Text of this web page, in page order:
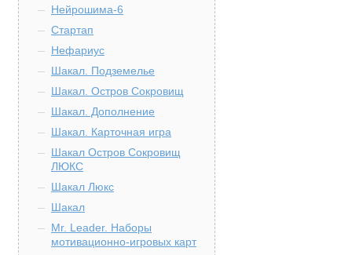
Нейрошима-6
Стартап
Нефариус
Шакал. Подземелье
Шакал. Остров Сокровищ
Шакал. Дополнение
Шакал. Карточная игра
Шакал Остров Сокровищ
ЛЮКС
Шакал Люкс
Шакал
Mr. Leader. Наборы
мотивационно-игровых карт